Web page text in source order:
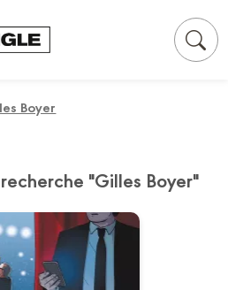
Boyer
"Gilles Boyer"